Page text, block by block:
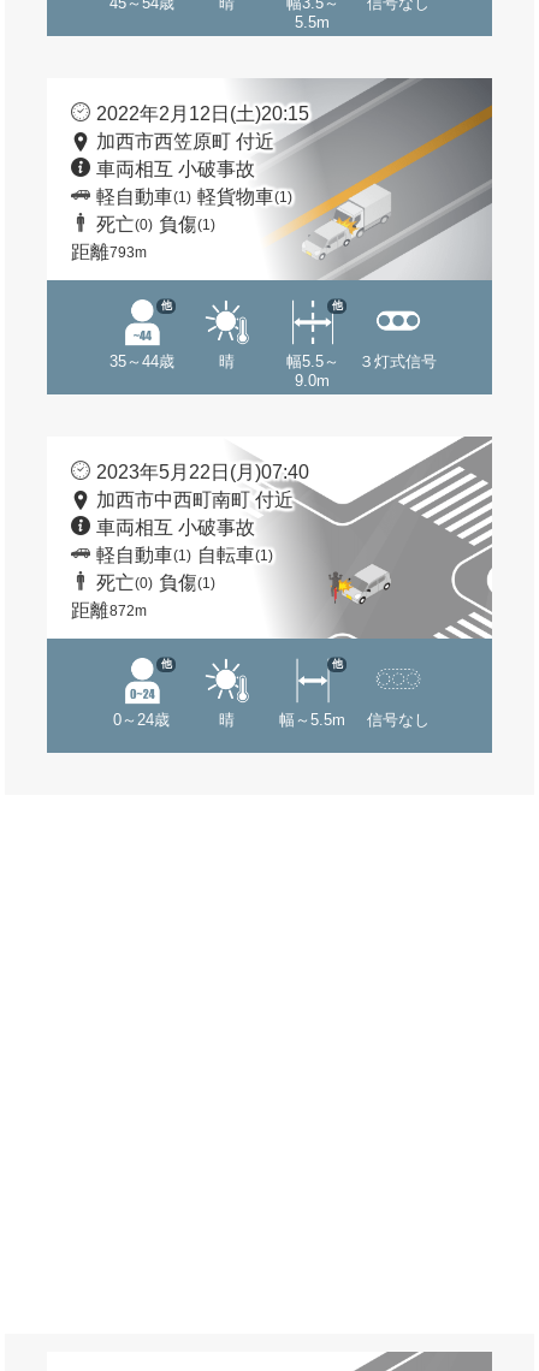
5.5m
2022年2月12日(土)20:15
加西市西笠原町 付近
車両相互 小破事故
軽自動車(1) 軽貨物車(1)
死亡(0) 負傷(1)
距離793m
35～44歳
他
晴
幅5.5～
9.0m
他
３灯式信号
2023年5月22日(月)07:40
加西市中西町南町 付近
車両相互 小破事故
軽自動車(1) 自転車(1)
死亡(0) 負傷(1)
距離872m
0～24歳
他
晴 幅～5.5m
他
信号なし